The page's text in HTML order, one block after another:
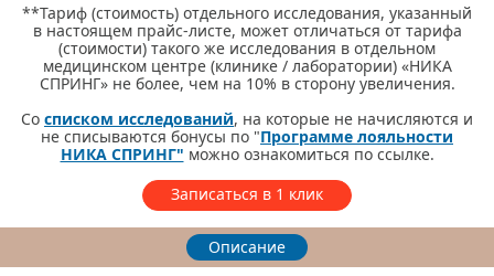
**Тариф (стоимость) отдельного исследования, указанный
в настоящем прайс-листе, может отличаться от тарифа
(стоимости) такого же исследования в отдельном
медицинском центре (клинике / лаборатории) «НИКА
СПРИНГ» не более, чем на 10% в сторону увеличения.
Со списком исследований, на которые не начисляются и
не списываются бонусы по "Программе лояльности
НИКА СПРИНГ" можно ознакомиться по ссылке.
Записаться в 1 клик
Описание